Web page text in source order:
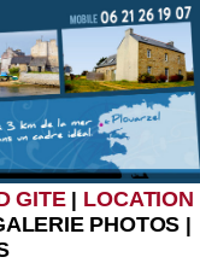
GITE| LOCATION
PHOTOS |